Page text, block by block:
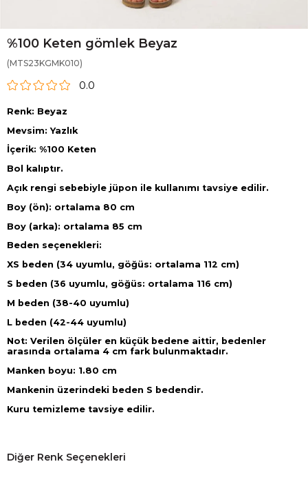
%100 Keten gömlek Beyaz
(MTS23KGMK010)
0.0
Renk: Beyaz
Mevsim: Yazlık
İçerik: %100 Keten
Bol kalıptır.
Açık rengi sebebiyle jüpon ile kullanımı tavsiye edilir.
Boy (ön): ortalama 80 cm
Boy (arka): ortalama 85 cm
Beden seçenekleri:
XS beden (34 uyumlu, göğüs: ortalama 112 cm)
S beden (36 uyumlu, göğüs: ortalama 116 cm)
M beden (38-40 uyumlu)
L beden (42-44 uyumlu)
Not: Verilen ölçüler en küçük bedene aittir, bedenler
arasında ortalama 4 cm fark bulunmaktadır.
Manken boyu: 1.80 cm
Mankenin üzerindeki beden S bedendir.
Kuru temizleme tavsiye edilir.
Diğer Renk Seçenekleri